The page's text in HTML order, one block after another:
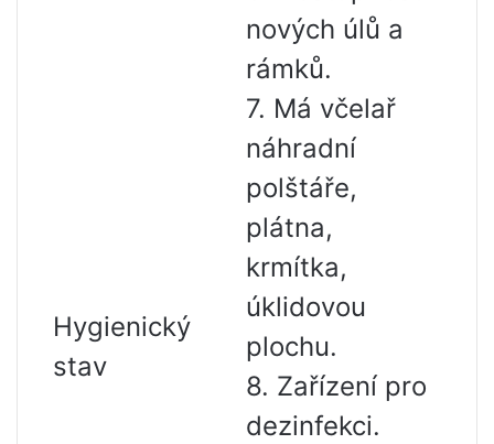
Hygienický
stav
nových úlů a
rámků.
7. Má včelař
náhradní
polštáře,
plátna,
krmítka,
úklidovou
plochu.
8. Zařízení pro
dezinfekci.